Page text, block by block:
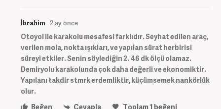
İbrahim 2 ay önce
Otoyol ile karakolu mesafesi farklıdır. Seyhat edilen araç,
verilen mola, nokta ışıkları, ve yapılan sürat herbirisi
süreyi etkiler. Senin söylediğin 2. 46 dk ölçü olamaz.
Demiryolu karakolunda çok daha değerli ve ekonomiktir.
Yapılanı takdir stmrk erdemliktir, küçümsemek nankörlük
olur.
Beğen
Cevapla Toplam1 beğeni